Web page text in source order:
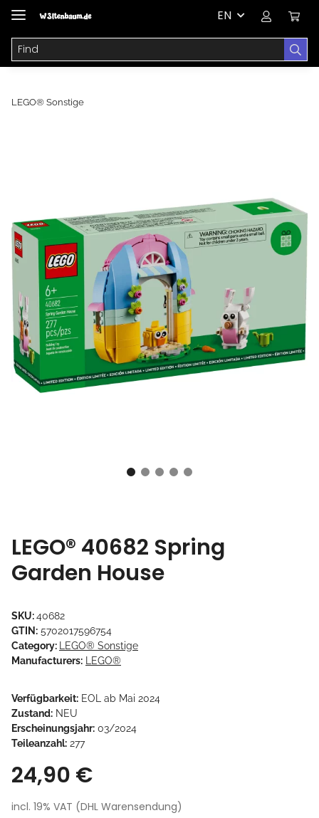
EN
LEGO® Sonstige
LEGO® 40682 Spring
Garden House
SKU:40682
GTIN: 5702017596754
Category: LEGO® Sonstige
Manufacturers: LEGO®
Verfügbarkeit: EOL ab Mai 2024
Zustand: NEU
Erscheinungsjahr: 03/2024
Teileanzahl: 277
24,90 €
incl. 19% VAT (DHL Warensendung)